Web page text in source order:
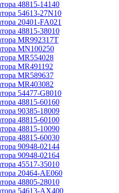
48815-14140
54613-27N10
20401-FA021
48815-38010
MR992317T
MN100250
MR554028
MR491192
MR589637
MR403082
54477-G8010
48815-60160
90385-18009
48815-60100
48815-10090
48815-60030
90948-02144
90948-02164
45517-35010
20464-AE060
48805-28010
54613-AX400